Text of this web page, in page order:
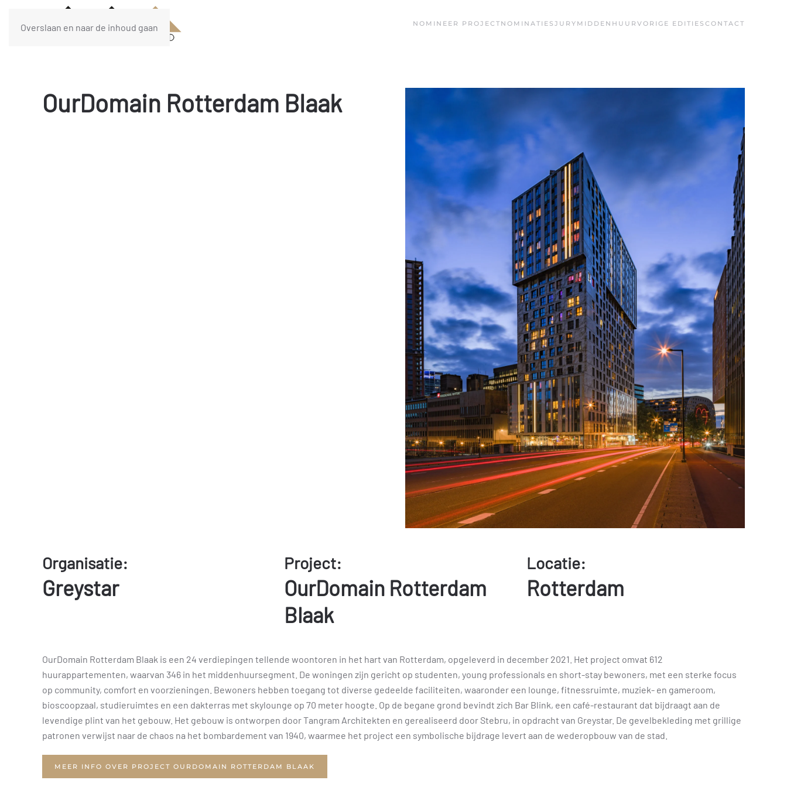
Overslaan en naar de inhoud gaan NOMINEER PROJECT NOMINATIES JURY MIDDENHUUR VORIGE EDITIES CONTACT
OurDomain Rotterdam Blaak
Organisatie:
Greystar
Project:
OurDomain Rotterdam
Blaak
Locatie:
Rotterdam
OurDomain Rotterdam Blaak is een 24 verdiepingen tellende woontoren in het hart van Rotterdam, opgeleverd in december 2021. Het project omvat 612
huurappartementen, waarvan 346 in het middenhuursegment. De woningen zijn gericht op studenten, young professionals en short-stay bewoners, met een sterke focus
op community, comfort en voorzieningen. Bewoners hebben toegang tot diverse gedeelde faciliteiten, waaronder een lounge, fitnessruimte, muziek- en gameroom,
bioscoopzaal, studieruimtes en een dakterras met skylounge op 70 meter hoogte. Op de begane grond bevindt zich Bar Blink, een café-restaurant dat bijdraagt aan de
levendige plint van het gebouw. Het gebouw is ontworpen door Tangram Architekten en gerealiseerd door Stebru, in opdracht van Greystar. De gevelbekleding met grillige
patronen verwijst naar de chaos na het bombardement van 1940, waarmee het project een symbolische bijdrage levert aan de wederopbouw van de stad.
MEER INFO OVER PROJECT OURDOMAIN ROTTERDAM BLAAK